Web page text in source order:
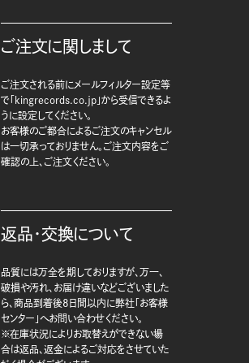
ご注文に関しまして
ご注文される前にメールフィルター設定等
で「kingrecords.co.jp」から受信できるよ
うに設定してください。
お客様のご都合によるご注文のキャンセル
は一切承っておりません。ご注文内容をご
確認の上、ご注文ください。
返品・交換について
品質には万全を期しておりますが、万一、
破損や汚れ、お届け違いなどございました
ら、商品到着後8日間以内に弊社「お客様
センター」へお問い合わせください。
※在庫状況によりお取替えができない場
合は返品、返金によるご対応をさせていた